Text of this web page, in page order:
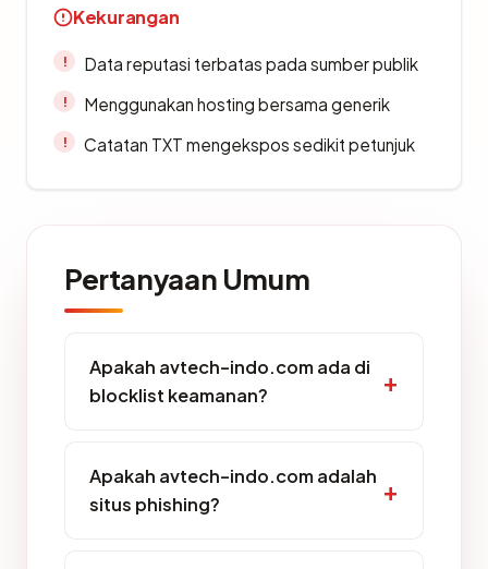
Kekurangan
Data reputasi terbatas pada sumber publik
Menggunakan hosting bersama generik
Catatan TXT mengekspos sedikit petunjuk
Pertanyaan Umum
Apakah avtech-indo.com ada di
blocklist keamanan?
Apakah avtech-indo.com adalah
situs phishing?